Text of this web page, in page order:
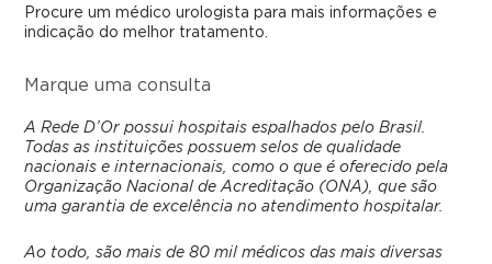
Procure um médico urologista para mais informações e
indicação do melhor tratamento.
Marque uma consulta
A Rede D’Or possui hospitais espalhados pelo Brasil.
Todas as instituições possuem selos de qualidade
nacionais e internacionais, como o que é oferecido pela
Organização Nacional de Acreditação (ONA), que são
uma garantia de excelência no atendimento hospitalar.
Ao todo, são mais de 80 mil médicos das mais diversas